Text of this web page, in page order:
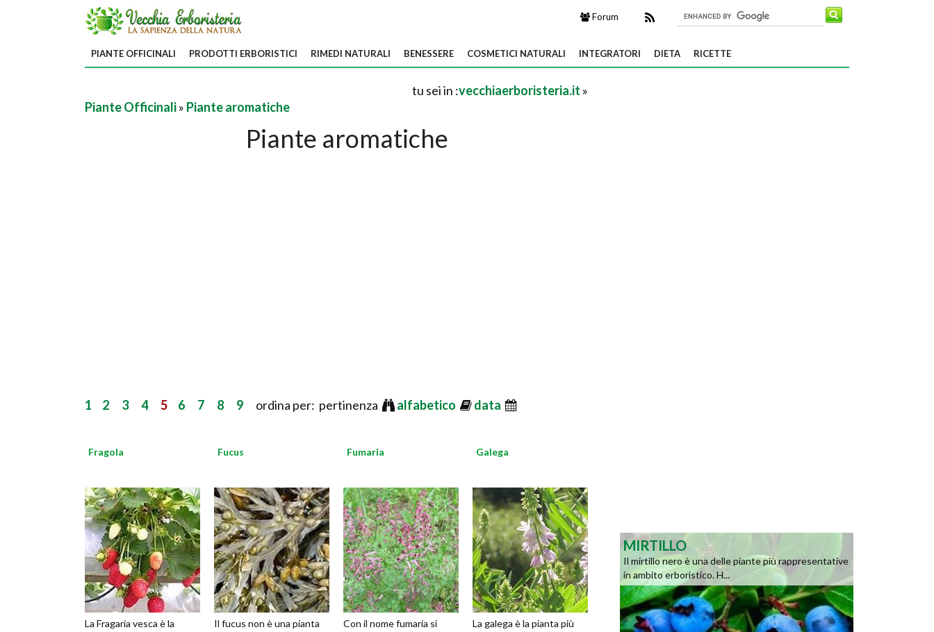
Forum
PIANTE OFFICINALI PRODOTTI ERBORISTICI RIMEDI NATURALI BENESSERE COSMETICI NATURALI INTEGRATORI DIETA RICETTE
tu sei in :vecchiaerboristeria.it »
Piante Officinali» Piante aromatiche
Piante aromatiche
1 2 3 4 5 6 7 8 9 ordina per: pertinenza alfabetico data
Fragola
La Fragaria vesca è la
Fucus
Il fucus non è una pianta
Fumaria
Con il nome fumaria si
Galega
La galega è la pianta più
MIRTILLO
Il mirtillo nero è una delle piante più rappresentative
in ambito erboristico. H...